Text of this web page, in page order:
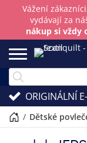
Vážení
vydávají za
nákup si vždy
ORIGINÁLNÍ
/ dětské